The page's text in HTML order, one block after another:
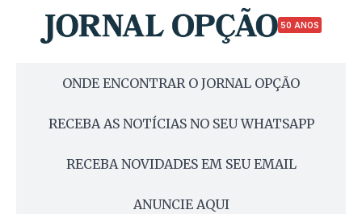
50 ANOS
ONDE ENCONTRAR O JORNAL OPÇÃO
RECEBA AS NOTÍCIAS NO SEU WHATSAPP
RECEBA NOVIDADES EM SEU EMAIL
ANUNCIE AQUI